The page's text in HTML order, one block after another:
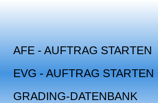
AFE - AUFTRAG STARTEN
EVG - AUFTRAG STARTEN
GRADING-DATENBANK